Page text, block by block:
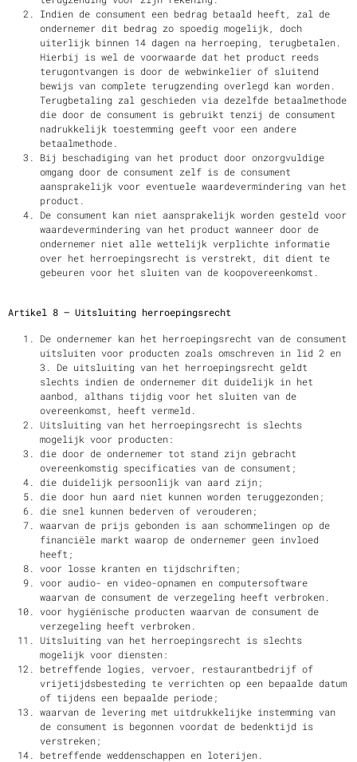
Indien de consument een bedrag betaald heeft, zal de
ondernemer dit bedrag zo spoedig mogelijk, doch
uiterlijk binnen 14 dagen na herroeping, terugbetalen.
Hierbij is wel de voorwaarde dat het product reeds
terugontvangen is door de webwinkelier of sluitend
bewijs van complete terugzending overlegd kan worden.
Terugbetaling zal geschieden via dezelfde betaalmethode
die door de consument is gebruikt tenzij de consument
nadrukkelijk toestemming geeft voor een andere
betaalmethode.
Bij beschadiging van het product door onzorgvuldige
omgang door de consument zelf is de consument
aansprakelijk voor eventuele waardevermindering van het
product.
De consument kan niet aansprakelijk worden gesteld voor
waardevermindering van het product wanneer door de
ondernemer niet alle wettelijk verplichte informatie
over het herroepingsrecht is verstrekt, dit dient te
gebeuren voor het sluiten van de koopovereenkomst.
Artikel 8 – Uitsluiting herroepingsrecht
De ondernemer kan het herroepingsrecht van de consument
uitsluiten voor producten zoals omschreven in lid 2 en
3. De uitsluiting van het herroepingsrecht geldt
slechts indien de ondernemer dit duidelijk in het
aanbod, althans tijdig voor het sluiten van de
overeenkomst, heeft vermeld.
Uitsluiting van het herroepingsrecht is slechts
mogelijk voor producten:
die door de ondernemer tot stand zijn gebracht
overeenkomstig specificaties van de consument;
die duidelijk persoonlijk van aard zijn;
die door hun aard niet kunnen worden teruggezonden;
die snel kunnen bederven of verouderen;
waarvan de prijs gebonden is aan schommelingen op de
financiële markt waarop de ondernemer geen invloed
heeft;
voor losse kranten en tijdschriften;
voor audio- en video-opnamen en computersoftware
waarvan de consument de verzegeling heeft verbroken.
voor hygiënische producten waarvan de consument de
verzegeling heeft verbroken.
Uitsluiting van het herroepingsrecht is slechts
mogelijk voor diensten:
betreffende logies, vervoer, restaurantbedrijf of
vrijetijdsbesteding te verrichten op een bepaalde datum
of tijdens een bepaalde periode;
waarvan de levering met uitdrukkelijke instemming van
de consument is begonnen voordat de bedenktijd is
verstreken;
betreffende weddenschappen en loterijen.